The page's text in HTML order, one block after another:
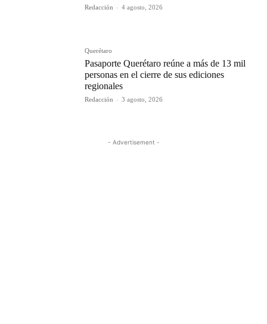
Redacción - 4 agosto, 2026
Querétaro
Pasaporte Querétaro reúne a más de 13 mil
personas en el cierre de sus ediciones
regionales
Redacción - 3 agosto, 2026
- Advertisement -